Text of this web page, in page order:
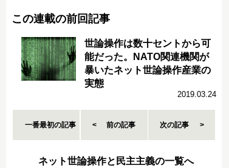
この連載の前回記事
世論操作は数十セントから可
能だった。NATO関連機関が
暴いたネット世論操作産業の
実態
2019.03.24
一番最初の記事 前の記事 次の記事
ネット世論操作と民主主義の一覧へ